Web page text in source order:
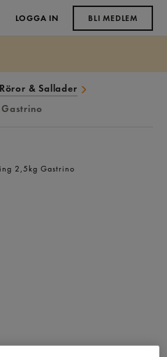
LOGGA IN BLI MEDLEM
Röror & Sallader